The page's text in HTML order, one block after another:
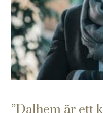
Dalhem är ett